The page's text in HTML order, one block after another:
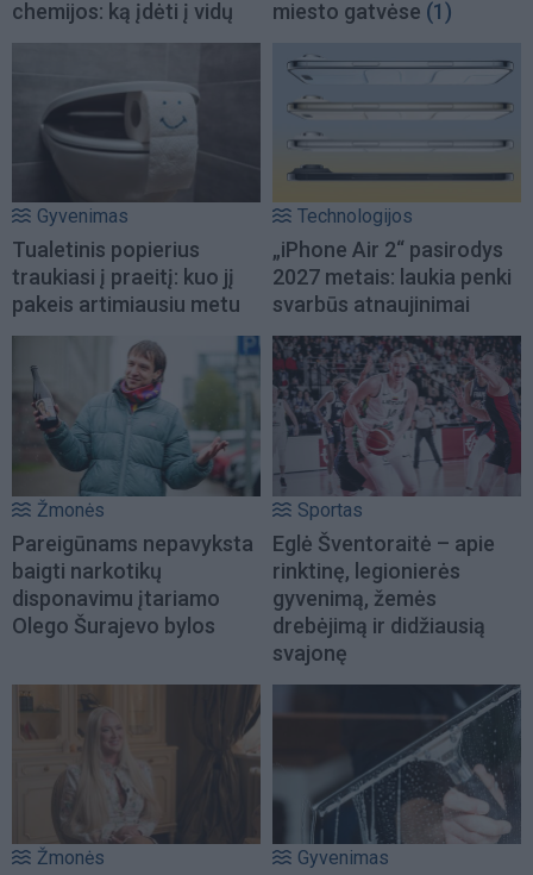
chemijos: ką įdėti į vidų miesto gatvėse (1)
Gyvenimas
Tualetinis popierius
traukiasi į praeitį: kuo jį
pakeis artimiausiu metu
Technologijos
„iPhone Air 2“ pasirodys
2027 metais: laukia penki
svarbūs atnaujinimai
Žmonės
Pareigūnams nepavyksta
baigti narkotikų
disponavimu įtariamo
Olego Šurajevo bylos
Sportas
Eglė Šventoraitė – apie
rinktinę, legionierės
gyvenimą, žemės
drebėjimą ir didžiausią
svajonę
Žmonės Gyvenimas